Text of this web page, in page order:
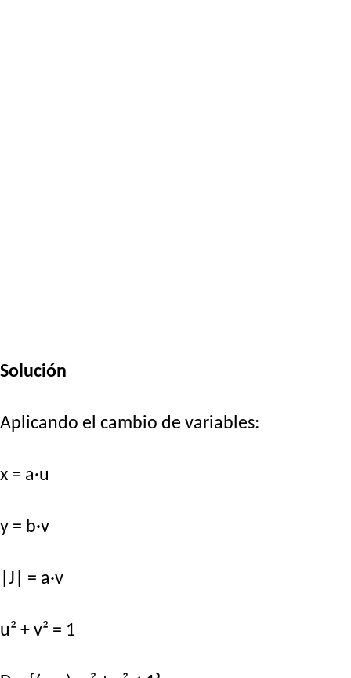
Solución
Aplicando el cambio de variables:
x = a·u
y = b·v
|J| = a·v
u² + v² = 1